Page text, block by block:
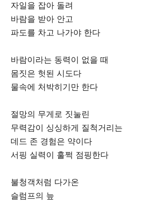
자일을 잡아 돌려
바람을 받아 안고
파도를 차고 나가야 한다
바람이라는 동력이 없을 때
몸짓은 헛된 시도다
물속에 처박히기만 한다
절망의 무게로 짓눌린
무력감이 싱싱하게 질척거리는
데드 존 경험은 약이다
서핑 실력이 훌쩍 점핑한다
불청객처럼 다가온
슬럼프의 늪